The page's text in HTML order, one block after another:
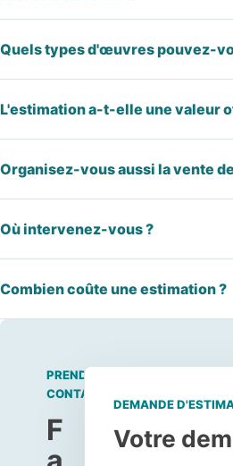
Quels types d'œuvres pouvez-
L'estimation a-t-elle une valeur
Organisez-vous aussi la vente
Où intervenez-vous ?
Combien coûte une estimation ?
PRENDRE
CONTACT
F
DEMANDE
Votre